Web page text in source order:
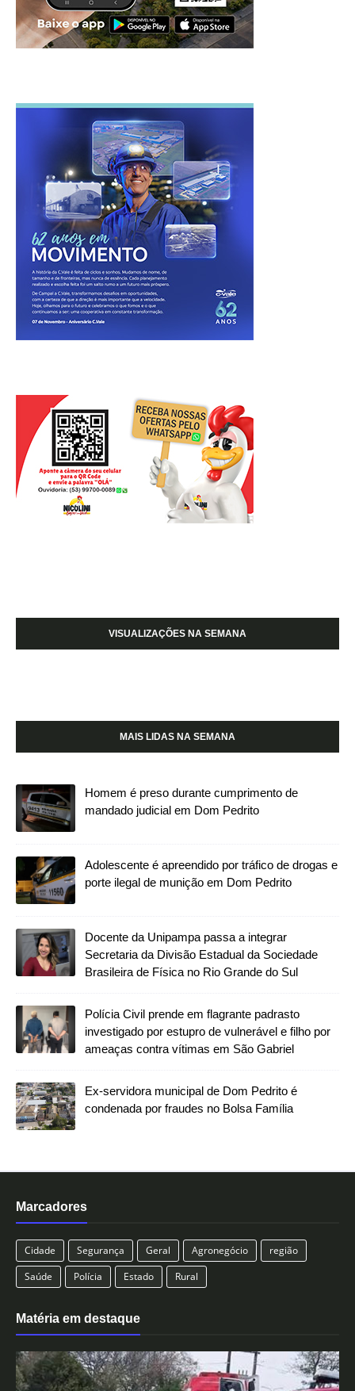
VISUALIZAÇÕES NA SEMANA
MAIS LIDAS NA SEMANA
Homem é preso durante cumprimento de
mandado judicial em Dom Pedrito
Adolescente é apreendido por tráfico de drogas e
porte ilegal de munição em Dom Pedrito
Docente da Unipampa passa a integrar
Secretaria da Divisão Estadual da Sociedade
Brasileira de Física no Rio Grande do Sul
Polícia Civil prende em flagrante padrasto
investigado por estupro de vulnerável e filho por
ameaças contra vítimas em São Gabriel
Ex-servidora municipal de Dom Pedrito é
condenada por fraudes no Bolsa Família
Marcadores
Cidade Segurança Geral Agronegócio
região
Saúde
Polícia Estado Rural
Matéria em destaque